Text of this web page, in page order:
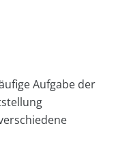
Aufgabe der